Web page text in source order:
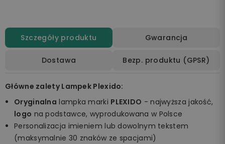
Szczegóły produktu Gwarancja
Dostawa Bezp. produktu (GPSR)
Główne zalety Lampek Plexido:
Oryginalna lampka marki PLEXIDO - najwyższa jakość,
logo na podstawce, wyprodukowana w Polsce
Personalizacja imieniem lub dowolnym tekstem
(maksymalnie 30 znaków ze spacjami)